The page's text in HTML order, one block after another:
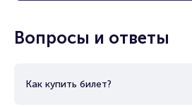
Вопросы и ответы
Как купить билет?